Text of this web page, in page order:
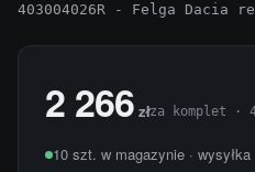
403004026R - Felga Dacia
2 266 złza komplet ·
10 szt. w magazynie ·